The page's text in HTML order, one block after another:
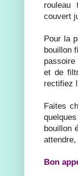
rouleau
couvert
Pour la
bouillon
passoire
et de
rectifiez
Faites
bouillon
Bon